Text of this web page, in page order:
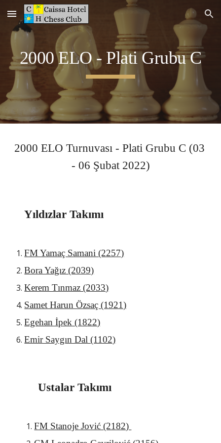
Skip to main content Skip to navigation
2000 ELO - Plati Grubu C
2000 ELO Turnuvası - Plati Grubu C (03
- 06 Şubat 2022)
Yıldızlar Takımı
FM Yamaç Samani (2257)
Bora Yağız (2039)
Kerem Tınmaz (2033)
Samet Harun Özsaç (1921)
Egehan İpek (1822)
Emir Saygın Dal (1102)
Ustalar Takımı
FM Stanoje Jović (2182)